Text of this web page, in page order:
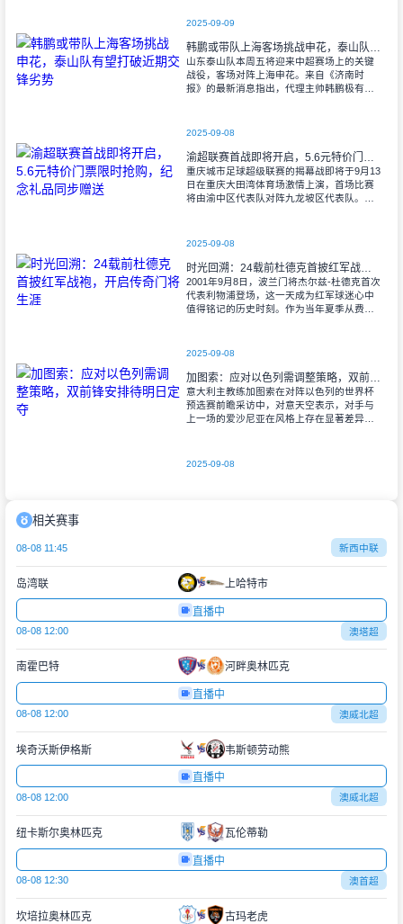
2025-09-09
山东泰山队本周五将迎来中超赛场上的关键
战役，客场对阵上海申花。来自《济南时
报》的最新消息指出，代理主帅韩鹏极有可
验。
2025-09-08
渝超联赛首战即将开启，5.6元特价门票限时抢购，纪念礼品同步赠送
重庆城市足球超级联赛的揭幕战即将于9月13
日在重庆大田湾体育场激情上演，首场比赛
将由渝中区代表队对阵九龙坡区代表队。据
2025-09-08
时光回溯：24载前杜德克首披红军战袍，开启传奇门将生涯
2001年9月8日，波兰门将杰尔兹-杜德克首次
代表利物浦登场，这一天成为红军球迷心中
值得铭记的历史时刻。作为当年夏季从费耶
2025-09-08
加图索：应对以色列需调整策略，双前锋安排待明日定夺
意大利主教练加图索在对阵以色列的世界杯
预选赛前瞻采访中，对意天空表示，对手与
上一场的爱沙尼亚在风格上存在显著差异。
出色的
2025-09-08
相关赛事
08-08 11:45 新西中联
岛湾联 上哈特市
直播中
08-08 12:00 澳塔超
南霍巴特 河畔奥林匹克
直播中
08-08 12:00 澳威北超
埃奇沃斯伊格斯 韦斯顿劳动熊
直播中
08-08 12:00 澳威北超
纽卡斯尔奥林匹克 瓦伦蒂勒
直播中
08-08 12:30 澳首超
坎培拉奥林匹克 古玛老虎